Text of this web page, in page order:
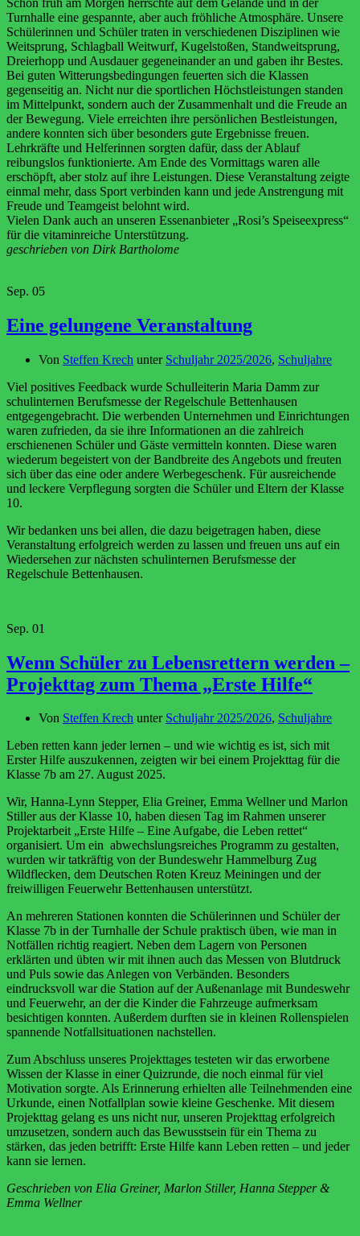
Turnhalle eine gespannte, aber auch fröhliche Atmosphäre. Unsere
Schülerinnen und Schüler traten in verschiedenen Disziplinen wie
Weitsprung, Schlagball Weitwurf, Kugelstoßen, Standweitsprung,
Dreierhopp und Ausdauer gegeneinander an und gaben ihr Bestes.
Bei guten Witterungsbedingungen feuerten sich die Klassen
gegenseitig an. Nicht nur die sportlichen Höchstleistungen standen
im Mittelpunkt, sondern auch der Zusammenhalt und die Freude an
der Bewegung. Viele erreichten ihre persönlichen Bestleistungen,
andere konnten sich über besonders gute Ergebnisse freuen.
Lehrkräfte und Helferinnen sorgten dafür, dass der Ablauf
reibungslos funktionierte. Am Ende des Vormittags waren alle
erschöpft, aber stolz auf ihre Leistungen. Diese Veranstaltung zeigte
einmal mehr, dass Sport verbinden kann und jede Anstrengung mit
Freude und Teamgeist belohnt wird.
Vielen Dank auch an unseren Essenanbieter „Rosi’s Speiseexpress“
für die vitaminreiche Unterstützung.
geschrieben von Dirk Bartholome
Sep. 05
Eine gelungene Veranstaltung
Von Steffen Krech unter Schuljahr 2025/2026, Schuljahre
Viel positives Feedback wurde Schulleiterin Maria Damm zur
schulinternen Berufsmesse der Regelschule Bettenhausen
entgegengebracht. Die werbenden Unternehmen und Einrichtungen
waren zufrieden, da sie ihre Informationen an die zahlreich
erschienenen Schüler und Gäste vermitteln konnten. Diese waren
wiederum begeistert von der Bandbreite des Angebots und freuten
sich über das eine oder andere Werbegeschenk. Für ausreichende
und leckere Verpflegung sorgten die Schüler und Eltern der Klasse
10.
Wir bedanken uns bei allen, die dazu beigetragen haben, diese
Veranstaltung erfolgreich werden zu lassen und freuen uns auf ein
Wiedersehen zur nächsten schulinternen Berufsmesse der
Regelschule Bettenhausen.
Sep. 01
Wenn Schüler zu Lebensrettern werden –
Projekttag zum Thema „Erste Hilfe“
Von Steffen Krech unter Schuljahr 2025/2026, Schuljahre
Leben retten kann jeder lernen – und wie wichtig es ist, sich mit
Erster Hilfe auszukennen, zeigten wir bei einem Projekttag für die
Klasse 7b am 27. August 2025.
Wir, Hanna-Lynn Stepper, Elia Greiner, Emma Wellner und Marlon
Stiller aus der Klasse 10, haben diesen Tag im Rahmen unserer
Projektarbeit „Erste Hilfe – Eine Aufgabe, die Leben rettet“
organisiert. Um ein abwechslungsreiches Programm zu gestalten,
wurden wir tatkräftig von der Bundeswehr Hammelburg Zug
Wildflecken, dem Deutschen Roten Kreuz Meiningen und der
freiwilligen Feuerwehr Bettenhausen unterstützt.
An mehreren Stationen konnten die Schülerinnen und Schüler der
Klasse 7b in der Turnhalle der Schule praktisch üben, wie man in
Notfällen richtig reagiert. Neben dem Lagern von Personen
erklärten und übten wir mit ihnen auch das Messen von Blutdruck
und Puls sowie das Anlegen von Verbänden. Besonders
eindrucksvoll war die Station auf der Außenanlage mit Bundeswehr
und Feuerwehr, an der die Kinder die Fahrzeuge aufmerksam
besichtigen konnten. Außerdem durften sie in kleinen Rollenspielen
spannende Notfallsituationen nachstellen.
Zum Abschluss unseres Projekttages testeten wir das erworbene
Wissen der Klasse in einer Quizrunde, die noch einmal für viel
Motivation sorgte. Als Erinnerung erhielten alle Teilnehmenden eine
Urkunde, einen Notfallplan sowie kleine Geschenke. Mit diesem
Projekttag gelang es uns nicht nur, unseren Projekttag erfolgreich
umzusetzen, sondern auch das Bewusstsein für ein Thema zu
stärken, das jeden betrifft: Erste Hilfe kann Leben retten – und jeder
kann sie lernen.
Geschrieben von Elia Greiner, Marlon Stiller, Hanna Stepper &
Emma Wellner